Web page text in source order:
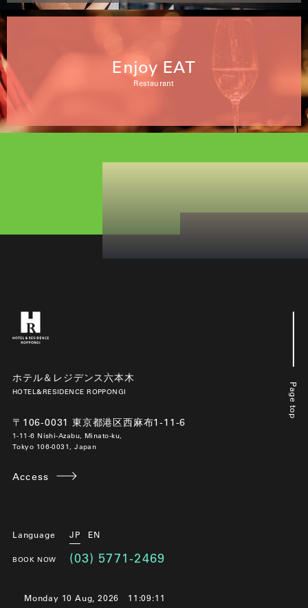
Enjoy EAT
Restaurant
Page top
ホテル＆レジデンス六本木
HOTEL&RESIDENCE ROPPONGI
〒106-0031 東京都港区西麻布1-11-6
1-11-6 Nishi-Azabu, Minato-ku,
Tokyo 106-0031, Japan
Access
Language JP EN
BOOK NOW (03) 5771-2469
Monday 10 Aug, 2026 11:09:12